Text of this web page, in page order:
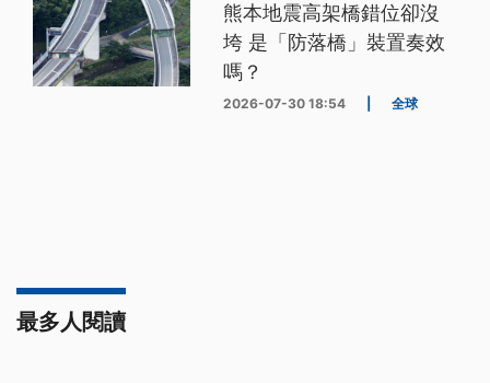
熊本地震高架橋錯位卻沒
垮 是「防落橋」裝置奏效
嗎？
2026-07-30 18:54 全球
最多人閱讀